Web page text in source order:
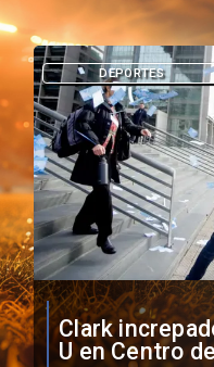
Vozinha firma
Colo como
DEPORTES